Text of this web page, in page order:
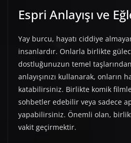
Espri Anlayışı ve
Yay burcu, hayatı ciddiye
insanlardır. Onlarla birlikte
dostluğunuzun temel
anlayışınızı kullanarak, onların
katabilirsiniz. Birlikte komik
sohbetler edebilir veya sadece
yapabilirsiniz. Önemli olan,
vakit geçirmektir.